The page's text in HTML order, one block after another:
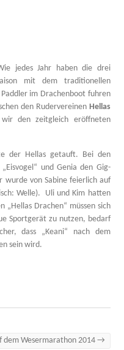
jedes Jahr haben die drei
mit dem traditionellen
im Drachenboot fuhren
den Rudervereinen Hellas
den zeitgleich eröffneten
der Hellas getauft. Bei den
und Genia den Gig-
wurde von Sabine feierlich auf
Welle). Uli und Kim hatten
Drachen“ müssen sich
Sportgerät zu nutzen, bedarf
dass „Keani“ nach dem
sein wird.
dem Wesermarathon 2014 →